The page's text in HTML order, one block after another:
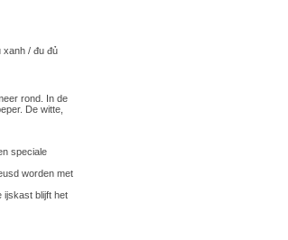
xanh / đu đủ
rond. In de
De witte,
speciale
worden met
ijskast blijft het